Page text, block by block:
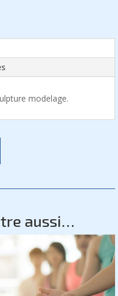
modelage.
aussi…